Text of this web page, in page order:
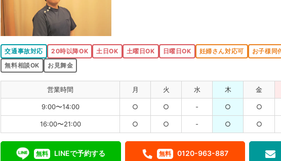
交通事故対応 20時以降OK 土日OK 土曜日OK 日曜日OK 妊婦さん対応可 お子様同
無料相談OK
お見舞金
営業時間 月 火 水 木 金
9:00〜14:00 ○ ○ - ○ ○
16:00〜21:00 ○ ○ - ○ ○
無料 LINEで予約する 無料 0120-963-887